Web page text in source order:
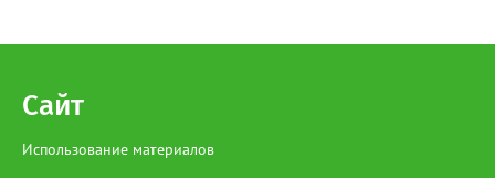
Сайт
Использование материалов